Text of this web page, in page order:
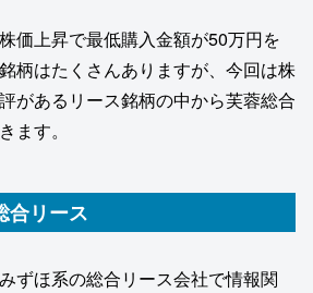
価上昇で最低購入金額が50万円を
柄はたくさんありますが、今回は株
があるリース銘柄の中から芙蓉総合
ます。
合リース
ずほ系の総合リース会社で情報関